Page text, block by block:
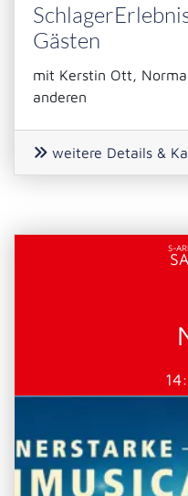
Gästen
mit Kerstin Ott,
anderen
weitere Details &
S-